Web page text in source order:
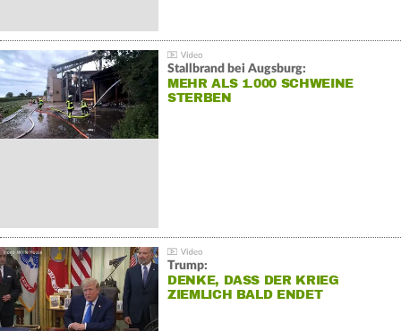
Stallbrand bei Augsburg:
MEHR ALS 1.000 SCHWEINE
STERBEN
Trump:
DENKE, DASS DER KRIEG
ZIEMLICH BALD ENDET